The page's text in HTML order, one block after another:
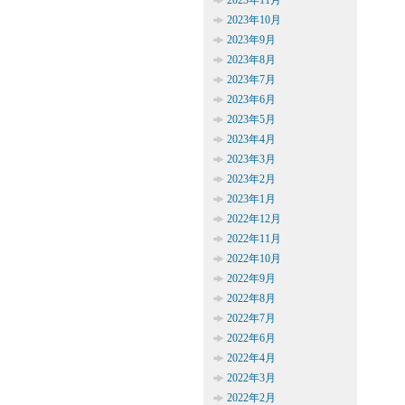
2023年10月
2023年9月
2023年8月
2023年7月
2023年6月
2023年5月
2023年4月
2023年3月
2023年2月
2023年1月
2022年12月
2022年11月
2022年10月
2022年9月
2022年8月
2022年7月
2022年6月
2022年4月
2022年3月
2022年2月